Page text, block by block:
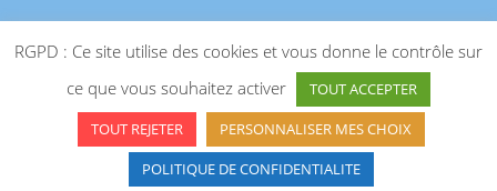
Copyright 2025 - A.M.O.R.C.
RGPD : Ce site utilise des cookies et vous donne le contrôle sur
ce que vous souhaitez activer
TOUT ACCEPTER
TOUT REJETER
PERSONNALISER MES CHOIX
POLITIQUE DE CONFIDENTIALITE